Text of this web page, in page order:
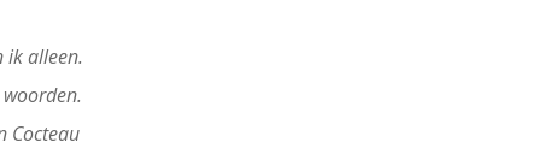
ik alleen.
Cocteau